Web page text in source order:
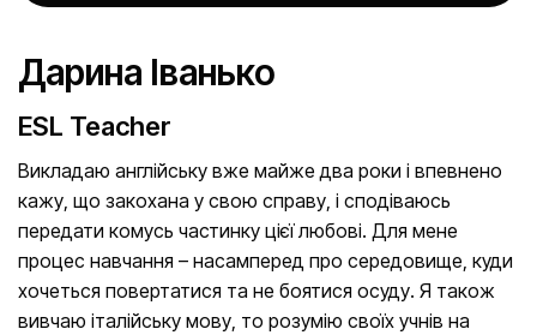
Дарина Іванько
ESL Teacher
Викладаю англійську вже майже два роки і впевнено
кажу, що закохана у свою справу, і сподіваюсь
передати комусь частинку цієї любові. Для мене
процес навчання – насамперед про середовище, куди
хочеться повертатися та не боятися осуду. Я також
вивчаю італійську мову, то розумію своїх учнів на